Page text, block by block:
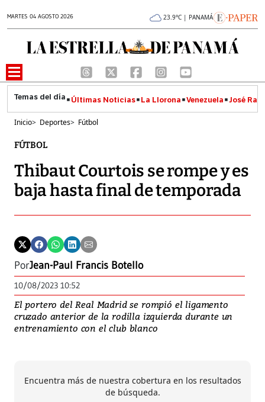
MARTES 04 AGOSTO 2026 23.9°C | PANAMÁ
Últimas Noticias La Llorona Venezuela José
Inicio> Deportes> Fútbol
FÚTBOL
Thibaut Courtois se rompe y es
baja hasta final de temporada
PorJean-Paul Francis Botello
10/08/2023 10:52
El portero del Real Madrid se rompió el ligamento
cruzado anterior de la rodilla izquierda durante un
entrenamiento con el club blanco
Encuentra más de nuestra cobertura en los resultados
de búsqueda.